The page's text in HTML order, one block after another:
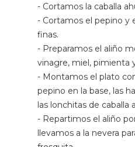
- Cortamos la caballa
- Cortamos el pepino y
finas.
- Preparamos el aliño
vinagre, miel, pimienta
- Montamos el plato
pepino en la base, las
las lonchitas de caballa
- Repartimos el aliño
llevamos a la nevera